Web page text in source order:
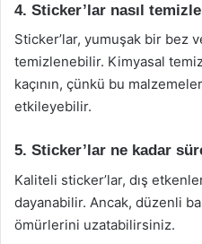
4. Sticker’lar nasıl
Sticker’lar, yumuşak bir bez
temizlenebilir. Kimyasal
kaçının, çünkü bu malzemeler
etkileyebilir.
5. Sticker’lar ne kadar
Kaliteli sticker’lar, dış
dayanabilir. Ancak, düzenli
ömürlerini uzatabilirsiniz.